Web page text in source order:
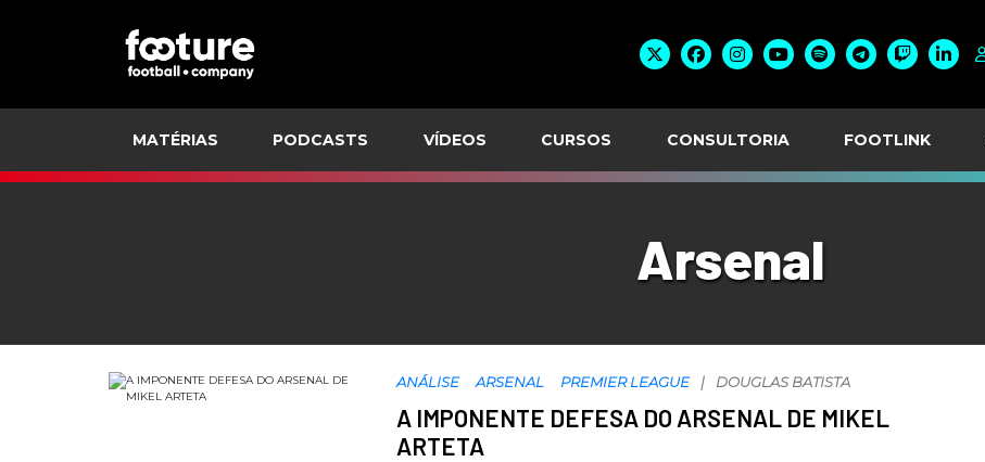
MATÉRIAS PODCASTS VÍDEOS CURSOS CONSULTORIA FOOTLINK
Arsenal
ANÁLISE ARSENAL PREMIER LEAGUE DOUGLAS BATISTA
A IMPONENTE DEFESA DO ARSENAL DE MIKEL
ARTETA